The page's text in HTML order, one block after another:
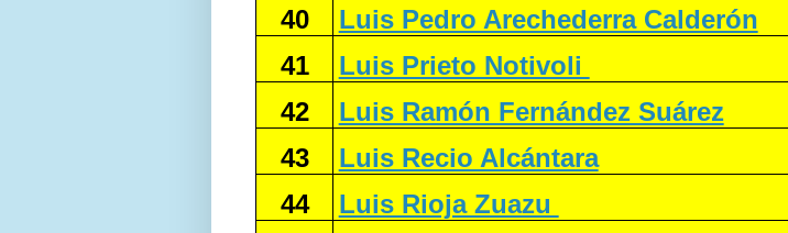
40
Luis Pedro Arechederra Calderón
41
Luis Prieto Notivoli
42
Luis Ramón Fernández Suárez
43
Luis Recio Alcántara
44
Luis Rioja Zuazu